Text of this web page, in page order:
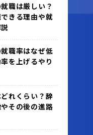
職は厳しい？
きる理由や就
職率はなぜ低
を上げるやり
れくらい？辞
その後の進路